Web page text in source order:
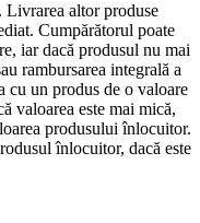
Livrarea altor produse
Cumpărătorul poate
iar dacă produsul nu mai
rambursarea integrală a
cu un produs de o valoare
valoarea este mai mică,
produsului înlocuitor.
înlocuitor, dacă este